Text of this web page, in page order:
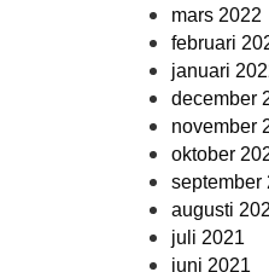
mars 2022
februari
januari
december
november
oktober
september
augusti
juli 2021
juni 2021